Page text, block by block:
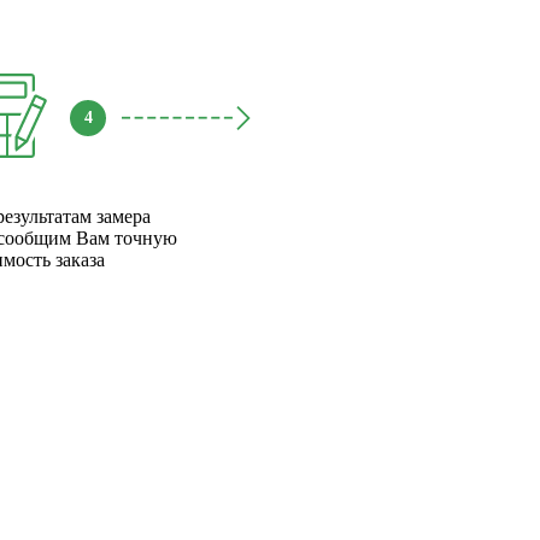
4
замера
Вам точную
заказа